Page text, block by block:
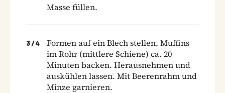
Masse füllen.
3 /4
Formen auf ein Blech stellen, Muffins
im Rohr (mittlere Schiene) ca. 20
Minuten backen. Herausnehmen und
auskühlen lassen. Mit Beerenrahm und
Minze garnieren.